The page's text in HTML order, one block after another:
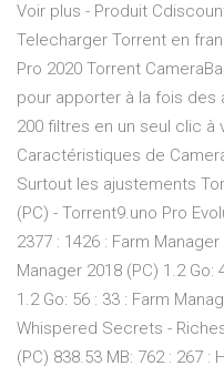
Voir plus - Produit
Telecharger Torrent en
Pro 2020 Torrent
pour apporter à la fois
200 filtres en un seul clic à
Caractéristiques de
Surtout les ajustements
(PC) - Torrent9.uno Pro
2377 : 1426 : Farm
Manager 2018 (PC) 1.2 Go:
1.2 Go: 56 : 33 : Farm
Whispered Secrets -
(PC) 838.53 MB: 762 : 267 :